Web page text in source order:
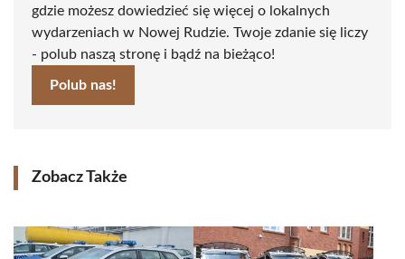
gdzie możesz dowiedzieć się więcej o lokalnych
wydarzeniach w Nowej Rudzie. Twoje zdanie się liczy
- polub naszą stronę i bądź na bieżąco!
Polub nas!
Zobacz Także